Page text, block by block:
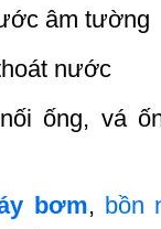
âm tường
nước
ống, vá
bơm, bồn